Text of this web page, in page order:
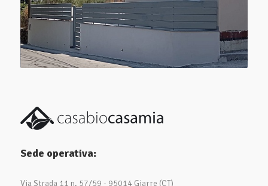
Sede operativa:
Via Strada 11 n. 57/59 - 95014 Giarre (CT)